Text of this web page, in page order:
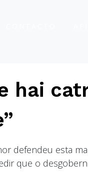
hai
defendeu esta
que o